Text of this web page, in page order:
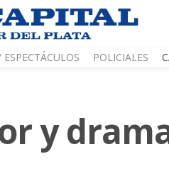
ESPECTÁCULOS POLICIALES
y